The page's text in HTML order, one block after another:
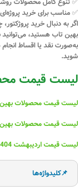
✅ مناسب برای خرید
اگر به دنبالخرید
بهین تاب هستید، می‌توانید
به‌صورتنقد یا اقساط
شوید.
لیست قیمت
لیست قیمت محصولات بهین
لیست قیمت محصولات بهین
لیست قیمت اردیبهشت 1404 بهین تاب
📌کلیدواژه‌ها